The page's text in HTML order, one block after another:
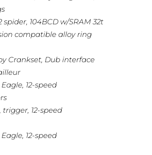
spider, 104BCD w/SRAM 32t
compatible alloy ring
Crankset, Dub interface
12-speed
trigger, 12-speed
12-speed